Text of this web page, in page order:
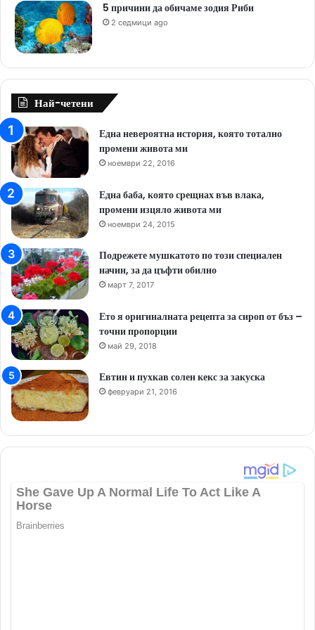
5 причини да обичаме зодия Риби
2 седмици ago
Най-четени
Една невероятна история, която тотално
промени живота ми
ноември 22, 2016
Една баба, която срещнах във влака,
промени изцяло живота ми
ноември 24, 2015
Подрежете мушкатото по този специален
начин, за да цъфти обилно
март 7, 2017
Ето я оригиналната рецепта за сироп от бъз –
точни пропорции
май 29, 2018
Евтин и пухкав солен кекс за закуска
февруари 21, 2016